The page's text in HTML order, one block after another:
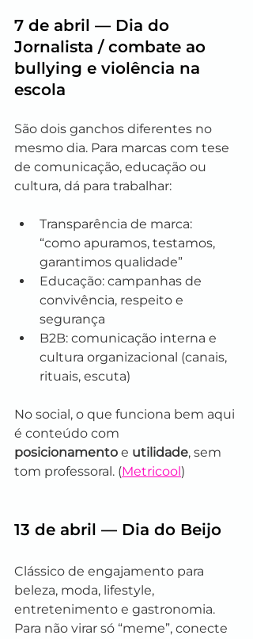
7 de abril — Dia do
Jornalista / combate ao
bullying e violência na
escola
São dois ganchos diferentes no
mesmo dia. Para marcas com tese
de comunicação, educação ou
cultura, dá para trabalhar:
Transparência de marca:
“como apuramos, testamos,
garantimos qualidade”
Educação: campanhas de
convivência, respeito e
segurança
B2B: comunicação interna e
cultura organizacional (canais,
rituais, escuta)
No social, o que funciona bem aqui
é conteúdo com
posicionamento e utilidade, sem
tom professoral. (Metricool )
13 de abril — Dia do Beijo
Clássico de engajamento para
beleza, moda, lifestyle,
entretenimento e gastronomia.
Para não virar só “meme”, conecte